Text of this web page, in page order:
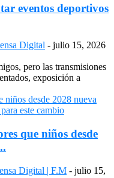
eventos deportivos
Digital - julio 15, 2026
pero las transmisiones
exposición a
que niños desde
Digital | F.M - julio 15,